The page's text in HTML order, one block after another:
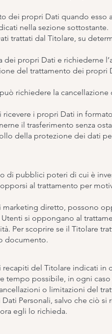
dei propri Dati quando esso
nella sezione sottostante.
trattati dal Titolare, su
dei propri Dati e richiederne
del trattamento dei propri
richiedere la
i propri Dati in
il trasferimento senza
della protezione dei dati
di pubblici poteri di cui è
al trattamento per
diretto, possono
si oppongano al
Per scoprire se il Titolare
documento.
del Titolare indicati in
tempo possibile, in ogni
o limitazioni del
Personali, salvo che ciò
egli lo richieda.